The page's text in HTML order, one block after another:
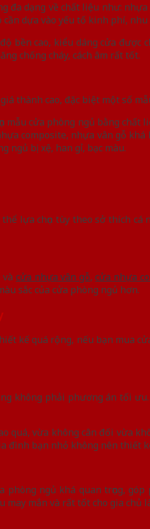
đa dạng về chất liệu như:
dựa vào yếu tố kinh phí,
bền cao, kiểu dáng cửa được
chống cháy, cách âm rất tốt.
thành cao, đặc biệt một số
cửa phòng ngủ bằng
composite, nhựa vân gỗ
ngủ bị xệ, han gỉ, bạc màu.
lựa chọn tùy theo sở thích
cửa nhựa vân gỗ,cửa nhựa
sắc của cửa phòng ngủ hơn.
kế quá rộng, nếu bạn mua
không phải phương án tối
quá, vừa không cân đối vừa
đình bạn nhỏ không nên thiết
ngủ khá quan trọng,
mắn và rất tốt cho gia chủ